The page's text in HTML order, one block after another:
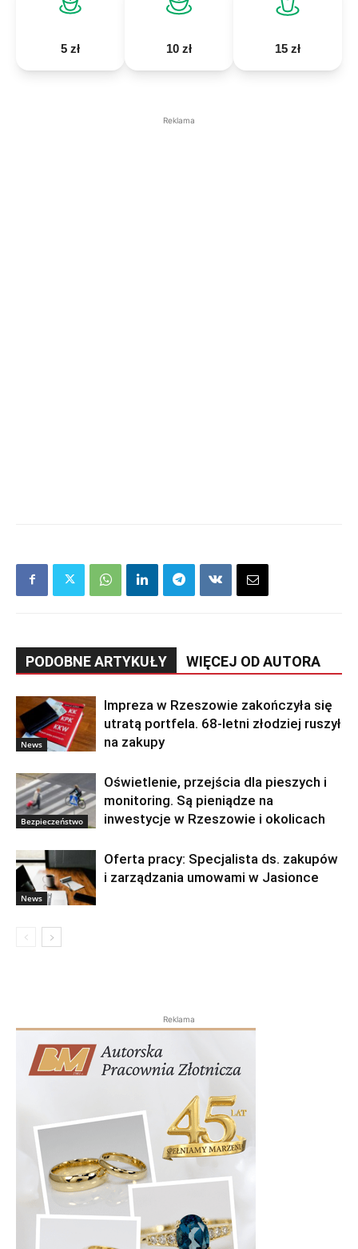
5 zł 10 zł 15 zł
Reklama
PODOBNE ARTYKUŁY WIĘCEJ OD AUTORA
News
Impreza w Rzeszowie zakończyła się
utratą portfela. 68-letni złodziej ruszył
na zakupy
Bezpieczeństwo
Oświetlenie, przejścia dla pieszych i
monitoring. Są pieniądze na
inwestycje w Rzeszowie i okolicach
News
Oferta pracy: Specjalista ds. zakupów
i zarządzania umowami w Jasionce
Reklama